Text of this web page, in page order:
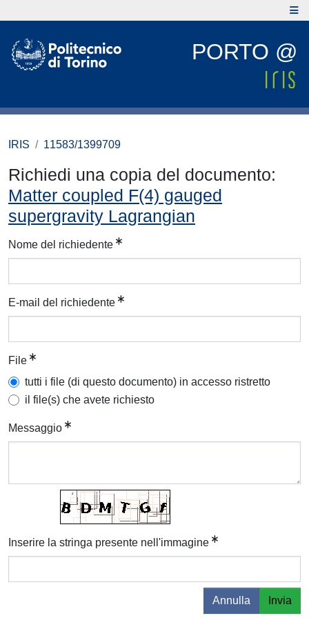
PORTO @
IRIS 11583/1399709
Richiedi una copia del documento:
Matter coupled F(4) gauged
supergravity Lagrangian
Nome del richiedente
E-mail del richiedente
File
tutti i file (di questo documento) in accesso ristretto
il file(s) che avete richiesto
Messaggio
Inserire la stringa presente nell'immagine
Annulla Invia